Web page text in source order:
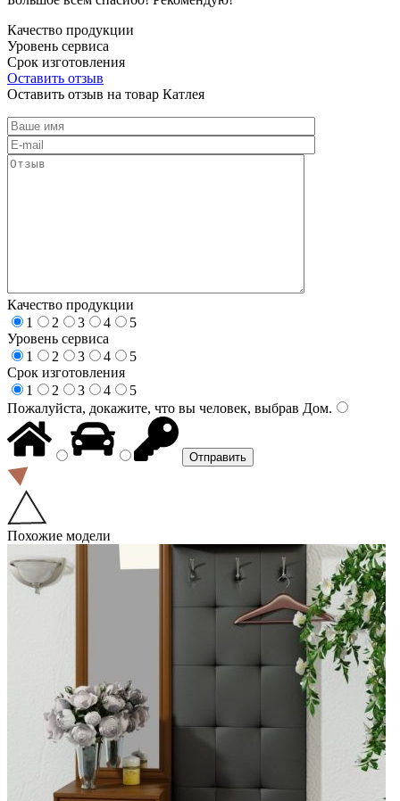
Качество продукции
Уровень сервиса
Срок изготовления
Оставить отзыв
Оставить отзыв на товар Катлея
Качество продукции
1
2 3 4
5
Уровень сервиса
1
2 3 4
5
Срок изготовления
1
2 3 4
5
Пожалуйста, докажите, что вы человек, выбрав Дом.
Похожие модели